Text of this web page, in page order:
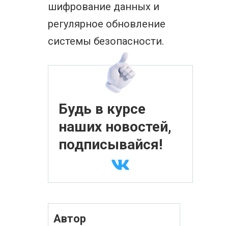
шифрование данных и
регулярное обновление
системы безопасности.
Будь в курсе
наших новостей,
подписывайся!
Автор